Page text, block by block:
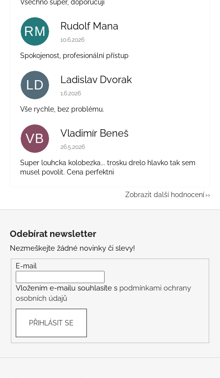
Všechno super, doporučuji
RM Rudolf Mana
Hodnocení obchodu je 5 z 5 hvězdiček.
10.6.2026
Spokojenost, profesionální přístup
LD Ladislav Dvorak
Hodnocení obchodu je 5 z 5 hvězdiček.
1.6.2026
Vše rychle, bez problému.
VB Vladimír Beneš
Hodnocení obchodu je 5 z 5 hvězdiček.
26.5.2026
Super louhcka kolobezka... trosku drelo hlavko tak sem
musel povolit. Cena perfektni
Zobrazit další hodnocení
Odebírat newsletter
Nezmeškejte žádné novinky či slevy!
E-mail
Vložením e-mailu souhlasíte s podmínkami ochrany
osobních údajů
PŘIHLÁSIT SE